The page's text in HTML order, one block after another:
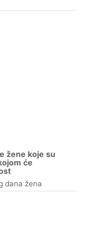
žene koje su
će
dana žena